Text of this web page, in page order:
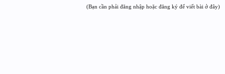
(Bạn cần phải đăng nhập hoặc đăng ký để viết bài ở đây)